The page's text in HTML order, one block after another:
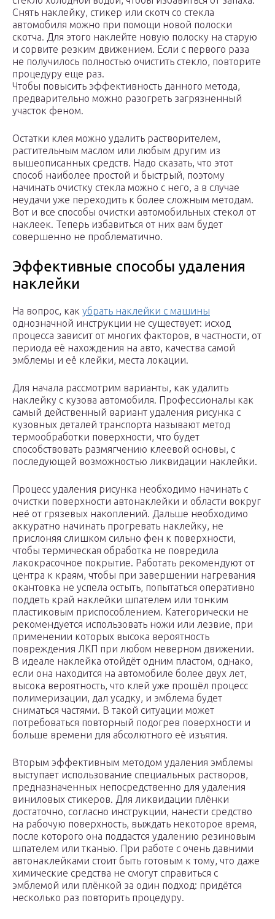
Снять наклейку, стикер или скотч со стекла
автомобиля можно при помощи новой полоски
скотча. Для этого наклейте новую полоску на старую
и сорвите резким движением. Если с первого раза
не получилось полностью очистить стекло, повторите
процедуру еще раз.
Чтобы повысить эффективность данного метода,
предварительно можно разогреть загрязненный
участок феном.
Остатки клея можно удалить растворителем,
растительным маслом или любым другим из
вышеописанных средств. Надо сказать, что этот
способ наиболее простой и быстрый, поэтому
начинать очистку стекла можно с него, а в случае
неудачи уже переходить к более сложным методам.
Вот и все способы очистки автомобильных стекол от
наклеек. Теперь избавиться от них вам будет
совершенно не проблематично.
Эффективные способы удаления
наклейки
На вопрос, как убрать наклейки с машины
однозначной инструкции не существует: исход
процесса зависит от многих факторов, в частности, от
периода её нахождения на авто, качества самой
эмблемы и её клейки, места локации.
Для начала рассмотрим варианты, как удалить
наклейку с кузова автомобиля. Профессионалы как
самый действенный вариант удаления рисунка с
кузовных деталей транспорта называют метод
термообработки поверхности, что будет
способствовать размягчению клеевой основы, с
последующей возможностью ликвидации наклейки.
Процесс удаления рисунка необходимо начинать с
очистки поверхности автонаклейки и области вокруг
неё от грязевых накоплений. Дальше необходимо
аккуратно начинать прогревать наклейку, не
прислоняя слишком сильно фен к поверхности,
чтобы термическая обработка не повредила
лакокрасочное покрытие. Работать рекомендуют от
центра к краям, чтобы при завершении нагревания
окантовка не успела остыть, попытаться оперативно
поддеть край наклейки шпателем или тонким
пластиковым приспособлением. Категорически не
рекомендуется использовать ножи или лезвие, при
применении которых высока вероятность
повреждения ЛКП при любом неверном движении.
В идеале наклейка отойдёт одним пластом, однако,
если она находится на автомобиле более двух лет,
высока вероятность, что клей уже прошёл процесс
полимеризации, дал усадку, и эмблема будет
сниматься частями. В такой ситуации может
потребоваться повторный подогрев поверхности и
больше времени для абсолютного её изъятия.
Вторым эффективным методом удаления эмблемы
выступает использование специальных растворов,
предназначенных непосредственно для удаления
виниловых стикеров. Для ликвидации плёнки
достаточно, согласно инструкции, нанести средство
на рабочую поверхность, выждать некоторое время,
после которого она поддастся удалению резиновым
шпателем или тканью. При работе с очень давними
автонаклейками стоит быть готовым к тому, что даже
химические средства не смогут справиться с
эмблемой или плёнкой за один подход: придётся
несколько раз повторить процедуру.